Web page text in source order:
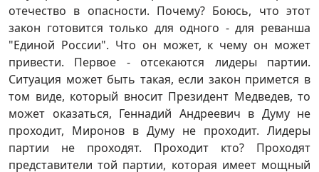
отечество в опасности. Почему? Боюсь, что этот
закон готовится только для одного - для реванша
"Единой России". Что он может, к чему он может
привести. Первое - отсекаются лидеры партии.
Ситуация может быть такая, если закон примется в
том виде, который вносит Президент Медведев, то
может оказаться, Геннадий Андреевич в Думу не
проходит, Миронов в Думу не проходит. Лидеры
партии не проходят. Проходит кто? Проходят
представители той партии, которая имеет мощный